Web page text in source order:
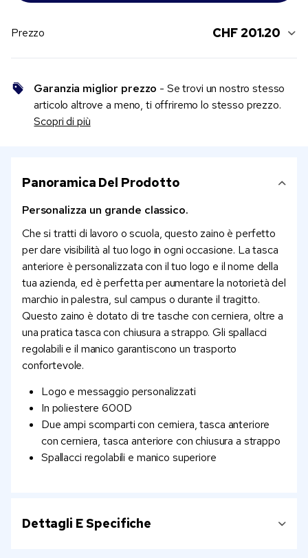
Prezzo CHF 201.20
Garanzia miglior prezzo - Se trovi un nostro stesso
articolo altrove a meno, ti offriremo lo stesso prezzo.
Scopri di più
Panoramica Del Prodotto
Personalizza un grande classico.
Che si tratti di lavoro o scuola, questo zaino è perfetto
per dare visibilità al tuo logo in ogni occasione. La tasca
anteriore è personalizzata con il tuo logo e il nome della
tua azienda, ed è perfetta per aumentare la notorietà del
marchio in palestra, sul campus o durante il tragitto.
Questo zaino è dotato di tre tasche con cerniera, oltre a
una pratica tasca con chiusura a strappo. Gli spallacci
regolabili e il manico garantiscono un trasporto
confortevole.
Logo e messaggio personalizzati
In poliestere 600D
Due ampi scomparti con cerniera, tasca anteriore
con cerniera, tasca anteriore con chiusura a strappo
Spallacci regolabili e manico superiore
Dettagli E Specifiche